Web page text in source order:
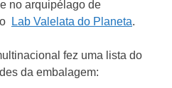
no arquipélago de
Lab Valelata do Planeta.
fez uma lista do
da embalagem: